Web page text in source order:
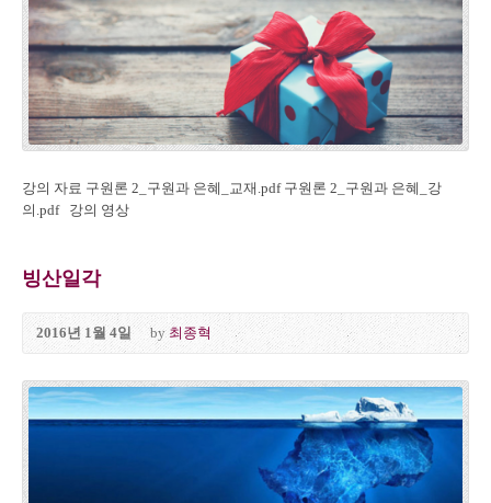
강의 자료 구원론 2_구원과 은혜_교재.pdf 구원론 2_구원과 은혜_강
의.pdf 강의 영상
빙산일각
2016년 1월 4일 by 최종혁